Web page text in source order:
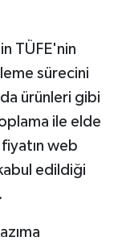
TÜFE'nin
sürecini
ürünleri gibi
ile elde
fiyatın web
edildiği